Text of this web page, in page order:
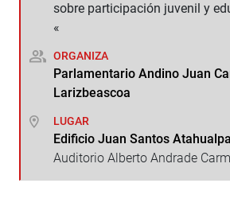
sobre participación juvenil y
«
ORGANIZA
Parlamentario Andino Juan
Larizbeascoa
LUGAR
Edificio Juan Santos
Auditorio Alberto Andrade